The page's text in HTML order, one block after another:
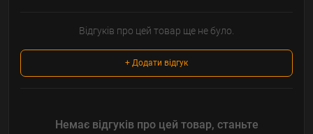
Відгуків про цей товар ще не було.
+ Додати відгук
Немає відгуків про цей товар, станьте